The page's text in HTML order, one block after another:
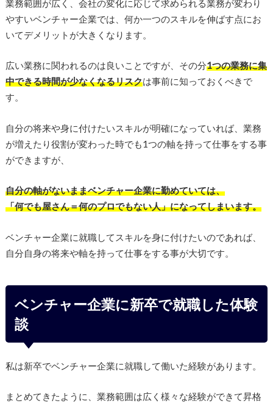
業務範囲が広く、会社の変化に応じて求められる業務が変わり
やすいベンチャー企業では、何か一つのスキルを伸ばす点にお
いてデメリットが大きくなります。
広い業務に関われるのは良いことですが、その分1つの業務に集
中できる時間が少なくなるリスクは事前に知っておくべきで
す。
自分の将来や身に付けたいスキルが明確になっていれば、業務
が増えたり役割が変わった時でも1つの軸を持って仕事をする事
ができますが、
自分の軸がないままベンチャー企業に勤めていては、
「何でも屋さん＝何のプロでもない人」になってしまいます。
ベンチャー企業に就職してスキルを身に付けたいのであれば、
自分自身の将来や軸を持って仕事をする事が大切です。
ベンチャー企業に新卒で就職した体験
談
私は新卒でベンチャー企業に就職して働いた経験があります。
まとめてきたように、業務範囲は広く様々な経験ができて昇格